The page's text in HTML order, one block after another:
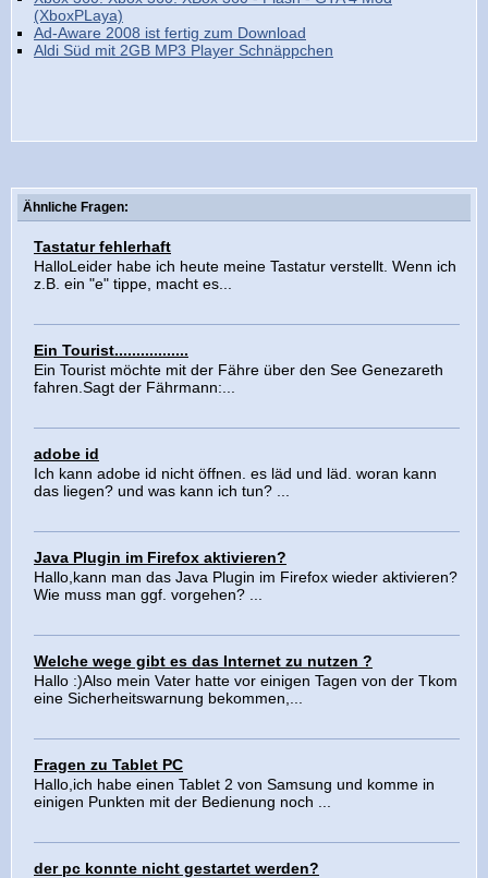
(XboxPLaya)
Ad-Aware 2008 ist fertig zum Download
Aldi Süd mit 2GB MP3 Player Schnäppchen
Ähnliche Fragen:
Tastatur fehlerhaft
HalloLeider habe ich heute meine Tastatur verstellt. Wenn ich
z.B. ein "e" tippe, macht es...
Ein Tourist.................
Ein Tourist möchte mit der Fähre über den See Genezareth
fahren.Sagt der Fährmann:...
adobe id
Ich kann adobe id nicht öffnen. es läd und läd. woran kann
das liegen? und was kann ich tun? ...
Java Plugin im Firefox aktivieren?
Hallo,kann man das Java Plugin im Firefox wieder aktivieren?
Wie muss man ggf. vorgehen? ...
Welche wege gibt es das Internet zu nutzen ?
Hallo :)Also mein Vater hatte vor einigen Tagen von der Tkom
eine Sicherheitswarnung bekommen,...
Fragen zu Tablet PC
Hallo,ich habe einen Tablet 2 von Samsung und komme in
einigen Punkten mit der Bedienung noch ...
der pc konnte nicht gestartet werden?